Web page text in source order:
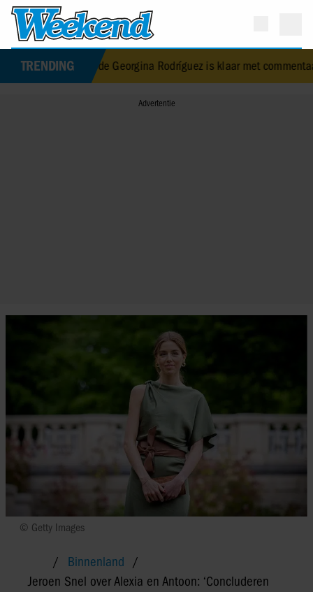
TRENDINGGeorgina Rodríguez is klaar met commentaar op haar
© Getty Images
Binnenland
Jeroen Snel over Alexia en Antoon: ‘Concluderen